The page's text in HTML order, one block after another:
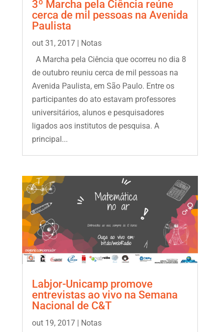
3º Marcha pela Ciência reúne
cerca de mil pessoas na Avenida
Paulista
out 31, 2017| Notas
A Marcha pela Ciência que ocorreu no dia 8
de outubro reuniu cerca de mil pessoas na
Avenida Paulista, em São Paulo. Entre os
participantes do ato estavam professores
universitários, alunos e pesquisadores
ligados aos institutos de pesquisa. A
principal...
Labjor-Unicamp promove
entrevistas ao vivo na Semana
Nacional de C&T
out 19, 2017|
Notas